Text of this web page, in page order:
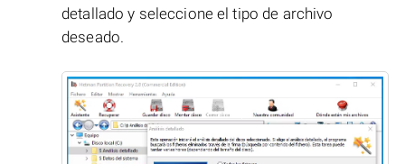
detallado y seleccione el tipo de archivo
deseado.